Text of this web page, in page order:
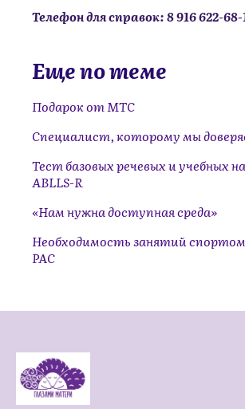
Телефон для справок: 8 916 622-68-
Еще по теме
Подарок от МТС
Специалист, которому мы
Тест базовых речевых и учебных
ABLLS-R
«Нам нужна доступная среда»
Необходимость занятий спортом
РАС